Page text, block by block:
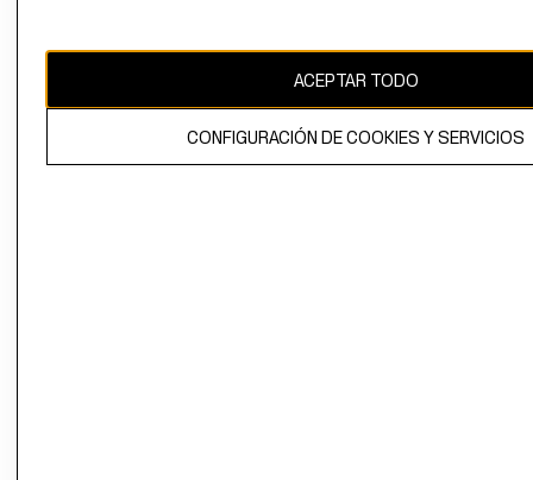
ACEPTAR TODO
CONFIGURACIÓN DE COOKIES Y SERVICIOS